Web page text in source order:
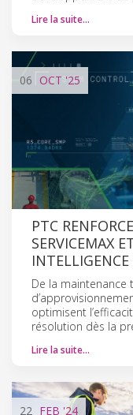
Lire la suite…
06 OCT '25
PTC
SERVICEMAX
De la maintenance
optimisent
résolution dès la
Lire la suite…
22 FEB '24